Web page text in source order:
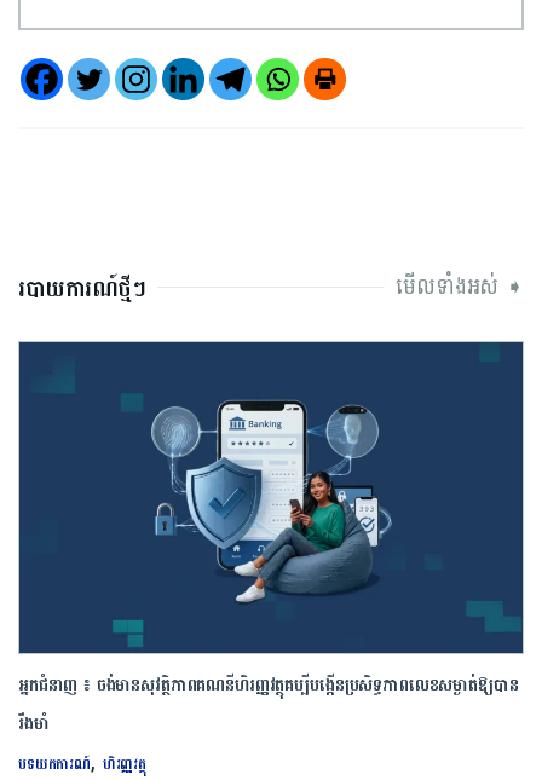
របាយការណ៍ថ្មីៗ មើលទាំងអស់ ➧
អ្នកជំនាញ ៖ ចង់មានសុវត្ថិភាពគណនីហិរញ្ញវត្ថុគប្បីបង្កើនប្រសិទ្ធភាពលេខសម្ងាត់ឱ្យបាន
រឹងមាំ
បទយកការណ៍, ហិរញ្ញវត្ថុ